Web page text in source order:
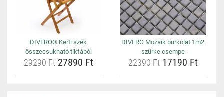
DIVERO® Kerti szék
összecsukható tíkfából
29290 Ft27890 Ft
DIVERO Mozaik burkolat 1m2
szürke csempe
22390 Ft17190 Ft